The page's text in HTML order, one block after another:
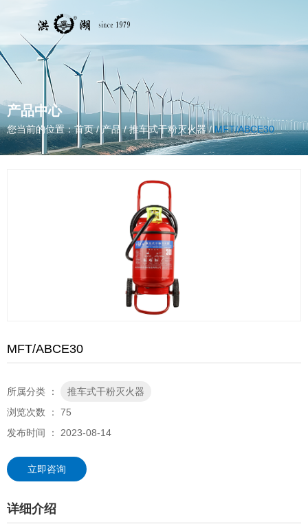
产品中心
您当前的位置：首页/产品 /推车式干粉灭火器 /MFT/ABCE30
MFT/ABCE30
所属分类 ：
推车式干粉灭火器
浏览次数 ： 75
发布时间 ： 2023-08-14
立即咨询
详细介绍